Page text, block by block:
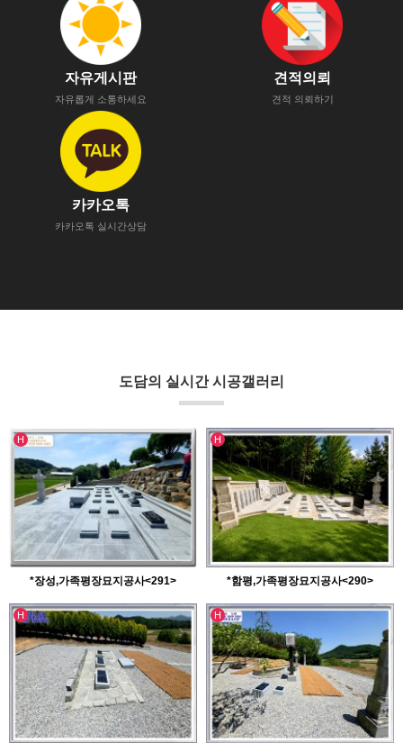
자유게시판
자유롭게 소통하세요
견적의뢰
견적 의뢰하기
카카오톡
카카오톡 실시간상담
도담의 실시간 시공갤러리
H
인기글
*장성,가족평장묘지공사<291>
H
인기글
*함평,가족평장묘지공사<290>
H
인기글
H
인기글